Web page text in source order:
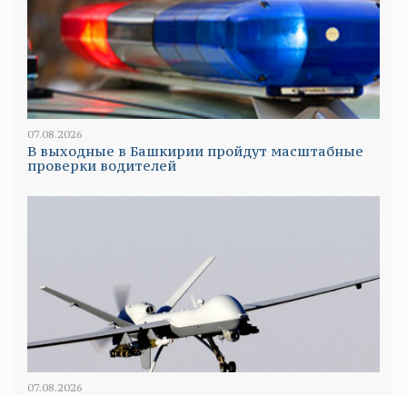
07.08.2026
В выходные в Башкирии пройдут масштабные
проверки водителей
07.08.2026